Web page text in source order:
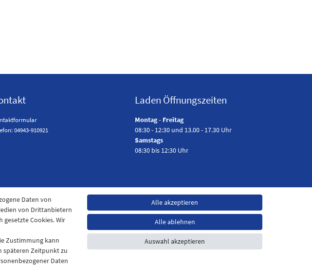
04943-910921
Laden Öffnungszeiten
Montag - Freitag
08:30 - 12:30 und 13.00 - 17.30 Uhr
Samstags
08:30 bis 12:30 Uhr
Widerrufs­recht
Daten von
von Drittanbietern
Cookies. Wir
Zustimmung kann
späteren Zeitpunkt zu
Daten
Alle akzeptieren
Alle ablehnen
Auswahl akzeptieren